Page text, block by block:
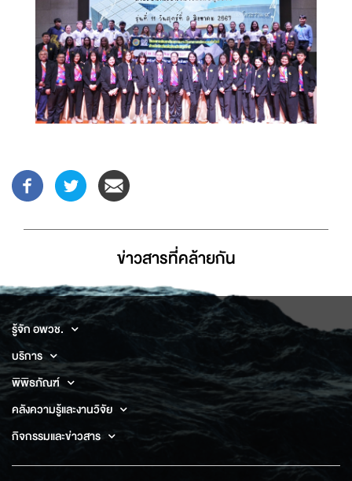
ข่าวสารที่่คล้ายกัน
รู้จัก อพวช.
บริการ
พิพิธภัณฑ์
คลังความรู้และงานวิจัย
กิจกรรมและข่าวสาร